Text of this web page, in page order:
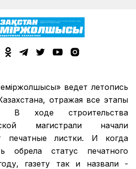
ведет летопись
отражая все этапы
В ходе строительства
магистрали начали
печатные листки. И когда
обрела статус печатного
газету так и назвали -